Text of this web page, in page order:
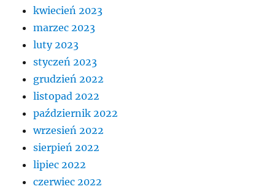
kwiecień 2023
marzec 2023
luty 2023
styczeń 2023
grudzień 2022
listopad 2022
październik 2022
wrzesień 2022
sierpień 2022
lipiec 2022
czerwiec 2022